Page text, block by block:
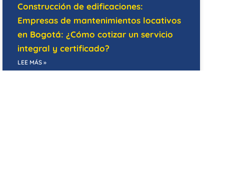
Construcción de edificaciones:
Empresas de mantenimientos locativos
en Bogotá: ¿Cómo cotizar un servicio
integral y certificado?
LEE MÁS »